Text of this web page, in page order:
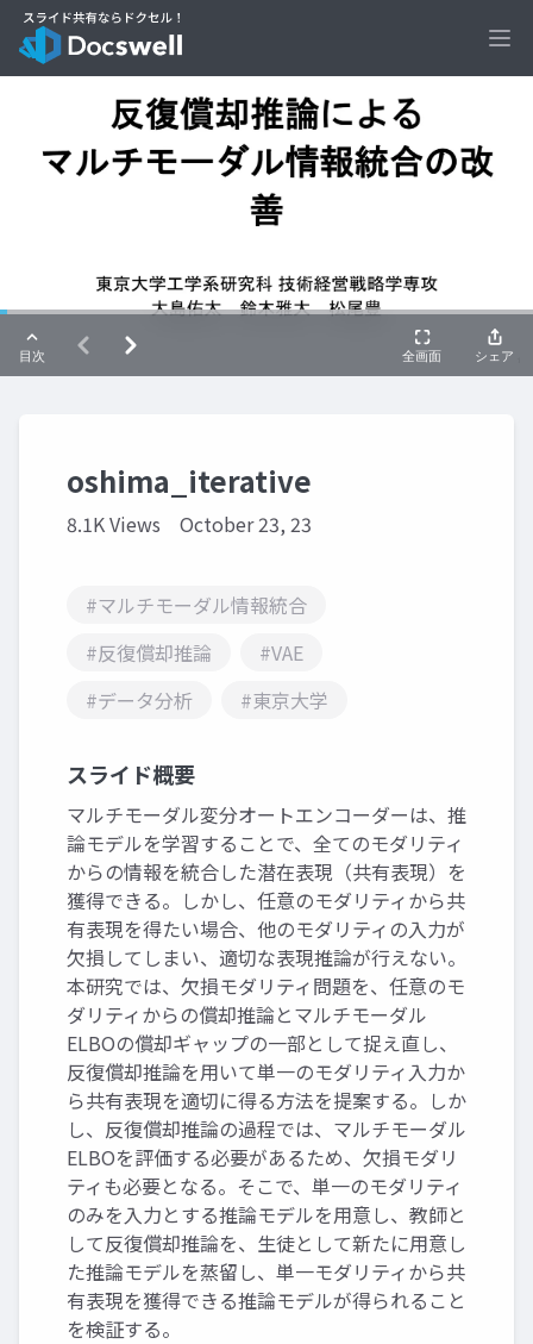
oshima_iterative
8.1K Views October 23, 23
#マルチモーダル情報統合
#反復償却推論
#VAE
#データ分析
#東京大学
スライド概要
マルチモーダル変分オートエンコーダーは、推
論モデルを学習することで、全てのモダリティ
からの情報を統合した潜在表現（共有表現）を
獲得できる。しかし、任意のモダリティから共
有表現を得たい場合、他のモダリティの入力が
欠損してしまい、適切な表現推論が行えない。
本研究では、欠損モダリティ問題を、任意のモ
ダリティからの償却推論とマルチモーダル
ELBOの償却ギャップの一部として捉え直し、
反復償却推論を用いて単一のモダリティ入力か
ら共有表現を適切に得る方法を提案する。しか
し、反復償却推論の過程では、マルチモーダル
ELBOを評価する必要があるため、欠損モダリ
ティも必要となる。そこで、単一のモダリティ
のみを入力とする推論モデルを用意し、教師と
して反復償却推論を、生徒として新たに用意し
た推論モデルを蒸留し、単一モダリティから共
有表現を獲得できる推論モデルが得られること
を検証する。